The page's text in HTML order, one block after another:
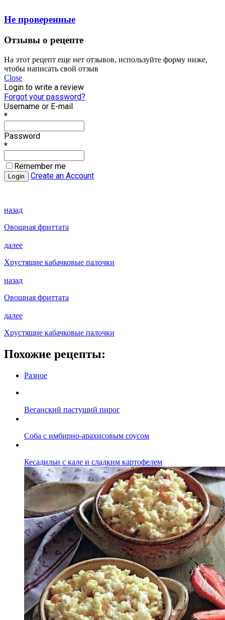
Не проверенные
Отзывы о рецепте
На этот рецепт еще нет отзывов, используйте форму ниже,
чтобы написать свой отзыв
Close
Login to write a review
Forgot your password?
Username or E-mail
*
Password
*
Remember me
Create an Account
назад
Овощная фриттата
далее
Хрустящие кабачковые палочки
назад
Овощная фриттата
далее
Хрустящие кабачковые палочки
Похожие рецепты:
Разное
Веганский пастуший пирог
Соба с имбирно-арахисовым соусом
Кесадильи с кале и сладким картофелем